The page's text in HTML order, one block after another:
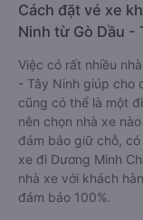
Cách đặt vé xe
Ninh từ Gò Dầu -
Việc có rất nhiều
- Tây Ninh giúp cho
cũng có thể là một
nên chọn nhà xe
đảm bảo giữ chỗ,
xe đi Dương Minh
nhà xe với khách
đảm bảo 100%.